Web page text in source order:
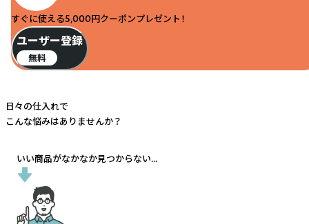
すぐに使える5,000円クーポンプレゼント！
ユーザー登録
無料
日々の仕入れで
こんな悩みはありませんか？
いい商品がなかなか見つからない...